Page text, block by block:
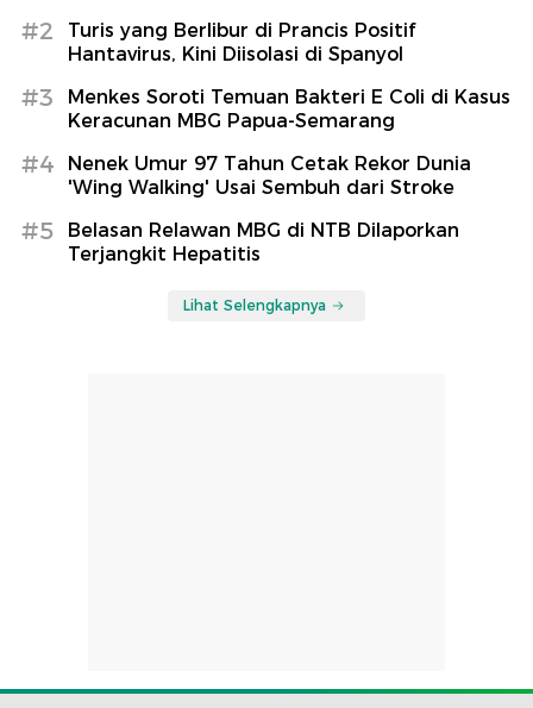
#2
Turis yang Berlibur di Prancis Positif
Hantavirus, Kini Diisolasi di Spanyol
#3
Menkes Soroti Temuan Bakteri E Coli di Kasus
Keracunan MBG Papua-Semarang
#4
Nenek Umur 97 Tahun Cetak Rekor Dunia
'Wing Walking' Usai Sembuh dari Stroke
#5
Belasan Relawan MBG di NTB Dilaporkan
Terjangkit Hepatitis
Lihat Selengkapnya